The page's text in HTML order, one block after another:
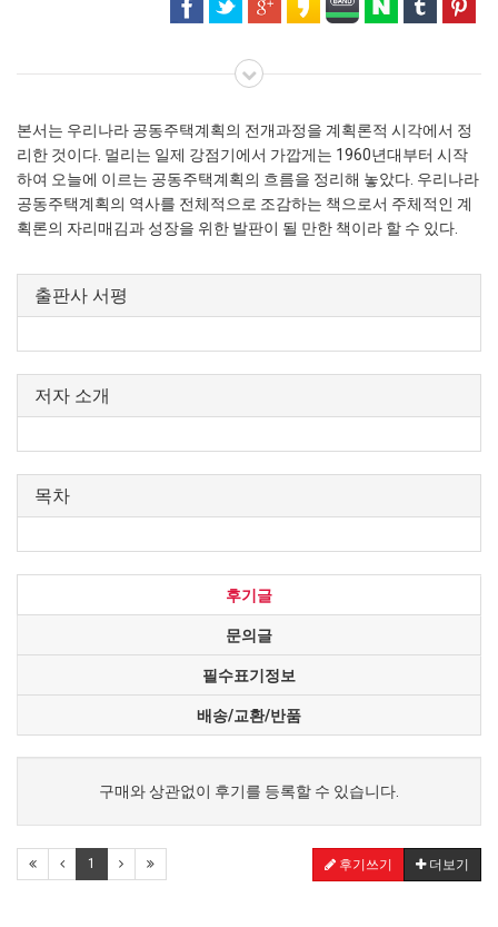
본서는 우리나라 공동주택계획의 전개과정을 계획론적 시각에서 정
리한 것이다. 멀리는 일제 강점기에서 가깝게는 1960년대부터 시작
하여 오늘에 이르는 공동주택계획의 흐름을 정리해 놓았다. 우리나라
공동주택계획의 역사를 전체적으로 조감하는 책으로서 주체적인 계
획론의 자리매김과 성장을 위한 발판이 될 만한 책이라 할 수 있다.
출판사 서평
저자 소개
목차
후기글
문의글
필수표기정보
배송/교환/반품
구매와 상관없이 후기를 등록할 수 있습니다.
1 후기쓰기 더보기